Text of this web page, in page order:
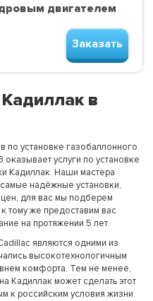
двигателем
Заказать
в
по установке газобаллонного
услуги по установке
Кадиллак. Наши мастера
надёжные установки,
для вас мы подберем
тому же предоставим вас
на протяжении 5 лет.
являются одними из
высокотехнологичным
комфорта. Тем не менее,
Кадиллак может сделать этот
к российским условия жизни.